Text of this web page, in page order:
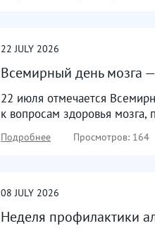
22 JULY 2026
Всемирный день мозга
22 июля отмечается
к вопросам здоровья мозга,
Подробнее Просмотров: 164
08 JULY 2026
Неделя профилактики